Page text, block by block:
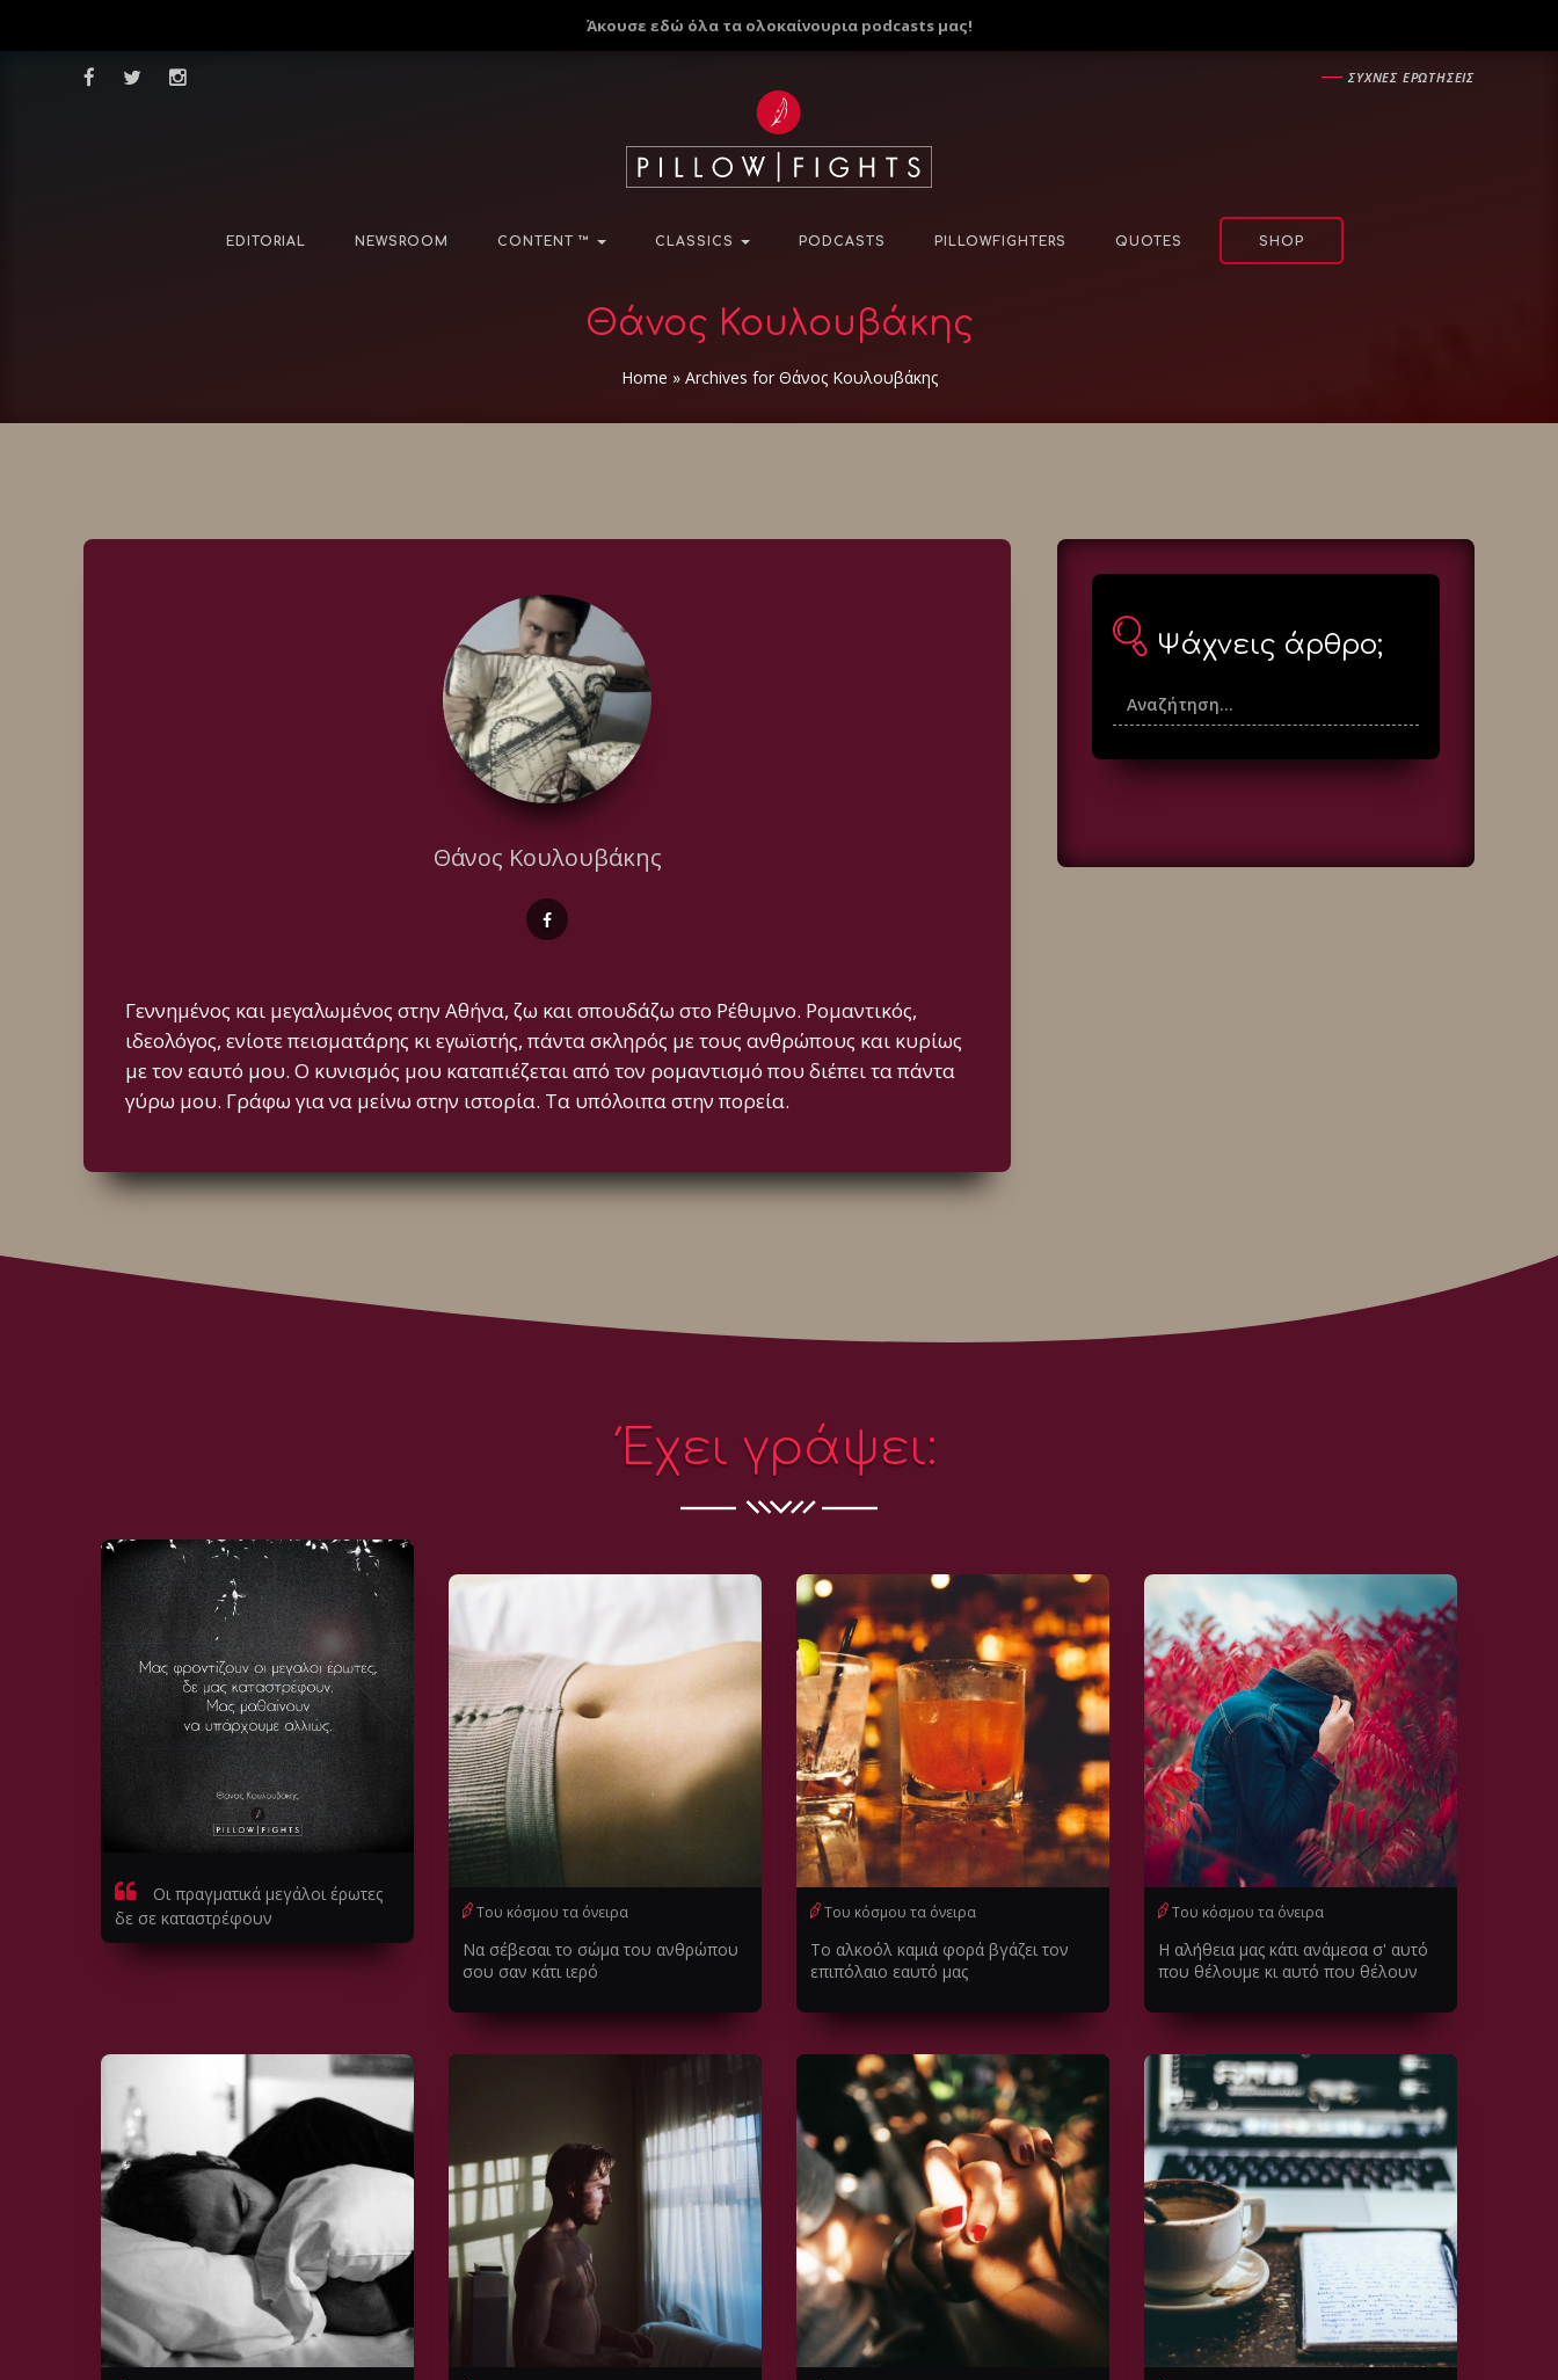
Άκουσε εδώ όλα τα ολοκαίνουρια podcasts μας!
―ΣΥΧΝΕΣ ΕΡΩΤΗΣΕΙΣ
EDITORIAL NEWSROOM CONTENT ™ CLASSICS PODCASTS PILLOWFIGHTERS QUOTES SHOP
Θάνος Κουλουβάκης
Home » Archives for Θάνος Κουλουβάκης
Θάνος Κουλουβάκης
Γεννημένος και μεγαλωμένος στην Αθήνα, ζω και σπουδάζω στο Ρέθυμνο. Ρομαντικός,
ιδεολόγος, ενίοτε πεισματάρης κι εγωϊστής, πάντα σκληρός με τους ανθρώπους και κυρίως
με τον εαυτό μου. Ο κυνισμός μου καταπιέζεται από τον ρομαντισμό που διέπει τα πάντα
γύρω μου. Γράφω για να μείνω στην ιστορία. Τα υπόλοιπα στην πορεία.
Ψάχνεις άρθρο;
Έχει γράψει:
Οι πραγματικά μεγάλοι έρωτες
δε σε καταστρέφουν
Του κόσμου τα όνειρα
Να σέβεσαι το σώμα του ανθρώπου
σου σαν κάτι ιερό
Του κόσμου τα όνειρα
Το αλκοόλ καμιά φορά βγάζει τον
επιπόλαιο εαυτό μας
Του κόσμου τα όνειρα
Η αλήθεια μας κάτι ανάμεσα σ' αυτό
που θέλουμε κι αυτό που θέλουν